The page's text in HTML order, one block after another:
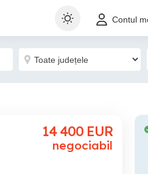
Contul
14 400 EUR
negociabil